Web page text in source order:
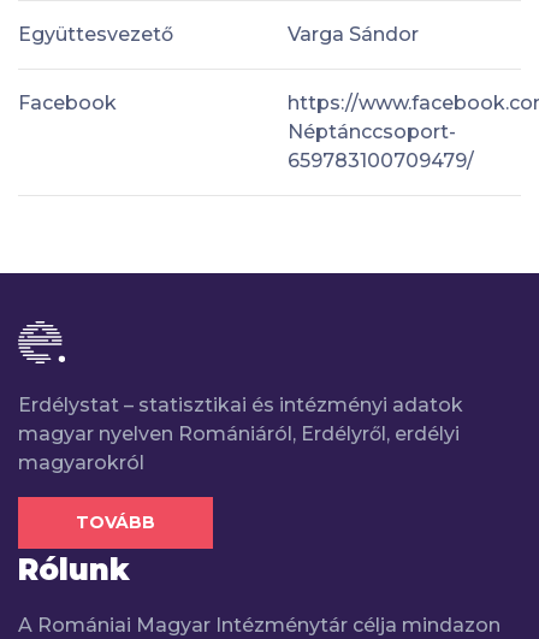
Együttesvezető Varga Sándor
Facebook
https://
Néptánccsoport-
659783100709479/
Erdélystat – statisztikai és intézményi adatok
magyar nyelven Romániáról, Erdélyről, erdélyi
magyarokról
TOVÁBB
Rólunk
A Romániai Magyar Intézménytár célja mindazon